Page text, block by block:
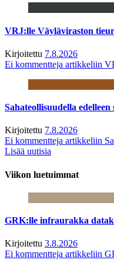
VRJ:lle Väyläviraston
Kirjoitettu 7.8.2026
Ei kommentteja artikkeliin
Sahateollisuudella
Kirjoitettu 7.8.2026
Ei kommentteja artikkeliin
Lisää uutisia
Viikon luetuimmat
GRK:lle infraurakka
Kirjoitettu 3.8.2026
Ei kommentteja artikkeliin